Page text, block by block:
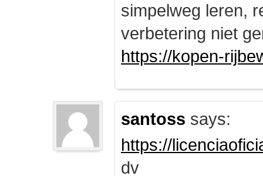
simpelweg leren,
verbetering niet
https://kopen-
santoss says:
https://
dv